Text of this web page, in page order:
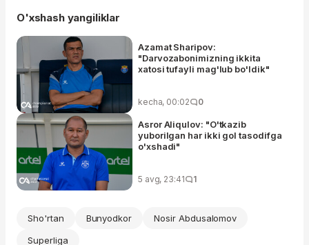
O'xshash yangiliklar
Azamat Sharipov:
"Darvozabonimizning ikkita
xatosi tufayli mag'lub bo'ldik"
kecha, 00:02 0
Asror Aliqulov: "O'tkazib
yuborilgan har ikki gol tasodifga
o'xshadi"
5 avg, 23:41 1
Sho'rtan Bunyodkor
Nosir Abdusalomov
Superliga